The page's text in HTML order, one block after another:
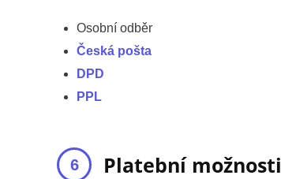
Osobní odběr
Česká pošta
DPD
PPL
Platební možnosti